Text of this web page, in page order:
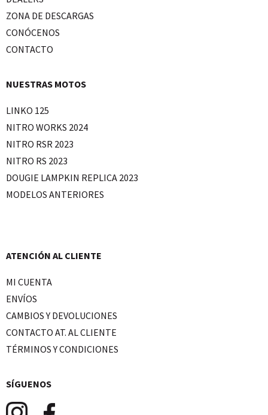
ZONA DE DESCARGAS
CONÓCENOS
CONTACTO
NUESTRAS MOTOS
LINKO 125
NITRO WORKS 2024
NITRO RSR 2023
NITRO RS 2023
DOUGIE LAMPKIN REPLICA 2023
MODELOS ANTERIORES
ATENCIÓN AL CLIENTE
MI CUENTA
ENVÍOS
CAMBIOS Y DEVOLUCIONES
CONTACTO AT. AL CLIENTE
TÉRMINOS Y CONDICIONES
SÍGUENOS